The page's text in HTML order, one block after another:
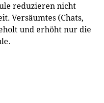
reduzieren nicht
Versäumtes (Chats,
und erhöht nur die